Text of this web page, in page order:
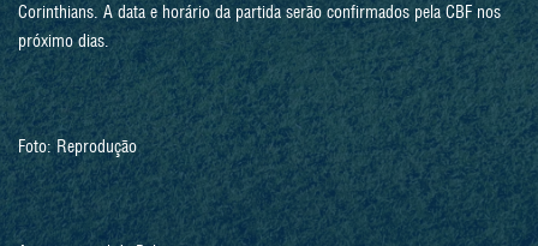
Corinthians. A data e horário da partida serão confirmados pela CBF nos
próximo dias.
Foto: Reprodução